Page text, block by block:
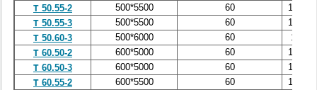
Т 50.55-2
500*5500 60
1,55
Т 50.55-3
500*5500 60
1,55
Т 50.60-3
500*6000 60
1,7
Т 60.50-2
600*5000 60
1,65
Т 60.50-3
600*5000 60
1,65
Т 60.55-2
600*5500 60
1,81